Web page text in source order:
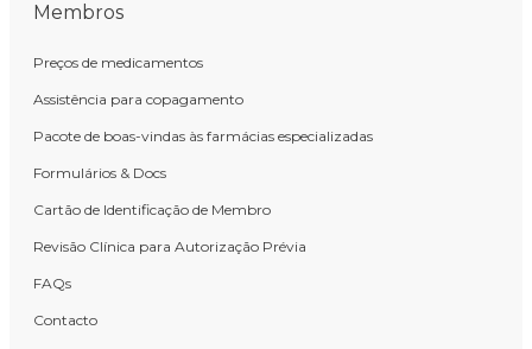
Membros
Preços de medicamentos
Assistência para copagamento
Pacote de boas-vindas às farmácias especializadas
Formulários & Docs
Cartão de Identificação de Membro
Revisão Clínica para Autorização Prévia
FAQs
Contacto